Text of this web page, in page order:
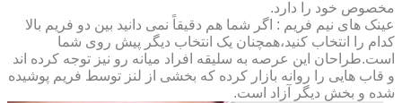
مخصوص خود را دارد.
عینک های نیم فریم : اگر شما هم دقیقاً نمی دانید بین دو فریم بالا
کدام را انتخاب کنید،همچنان یک انتخاب دیگر پیش روی شما
است.طراحان این عرصه به سلیقه افراد میانه رو نیز توجه کرده اند
و قاب هایی را روانه بازار کرده که بخشی از لنز توسط فریم پوشیده
شده و بخش دیگر آزاد است.